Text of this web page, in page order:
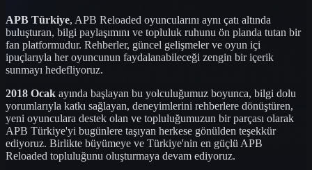
APB Türkiye, APB Reloaded oyuncularını aynı çatı altında
buluşturan, bilgi paylaşımını ve topluluk ruhunu ön planda tutan bir
fan platformudur. Rehberler, güncel gelişmeler ve oyun içi
ipuçlarıyla her oyuncunun faydalanabileceği zengin bir içerik
sunmayı hedefliyoruz.
2018 Ocak ayında başlayan bu yolculuğumuz boyunca, bilgi dolu
yorumlarıyla katkı sağlayan, deneyimlerini rehberlere dönüştüren,
yeni oyunculara destek olan ve topluluğumuzun bir parçası olarak
APB Türkiye'yi bugünlere taşıyan herkese gönülden teşekkür
ediyoruz. Birlikte büyümeye ve Türkiye'nin en güçlü APB
Reloaded topluluğunu oluşturmaya devam ediyoruz.